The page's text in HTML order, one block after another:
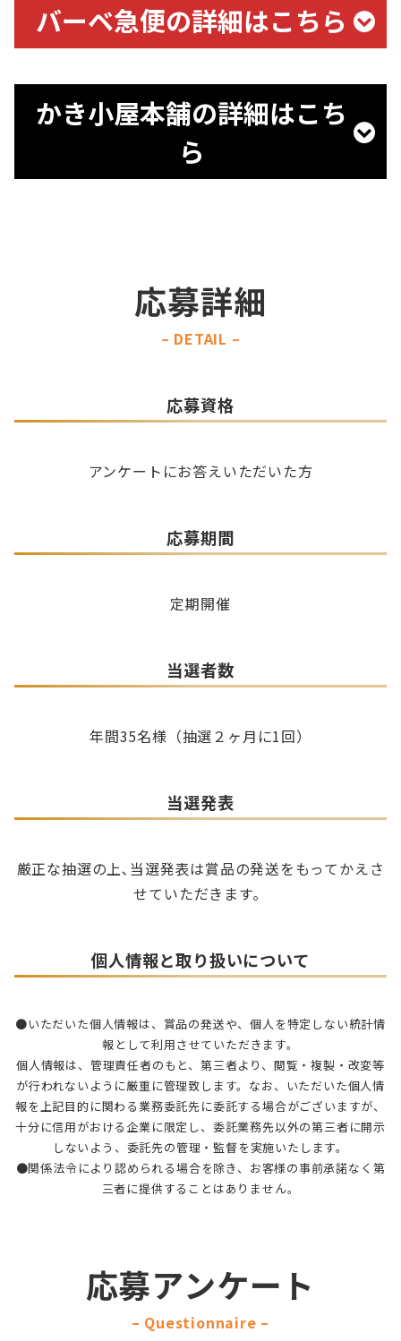
バーベ急便の詳細はこちら
宅配バーベ急便のサービス
宅配出張サービスです。
バーベキュー初心者の方も安心、幹事さんは
器材の設置から使用後の洗浄・回収もおまか
せください！
古屋を中心に幅広く対応！
バーベ急便のメニューを紹介
かき小屋本舗の詳細はこち
ら
牡蠣小屋本舗の
HPはこちら
問してかきを吟味！だからこそ牡蠣の旨さに
は自信があります。
宮島産牡蠣は牡蠣の生産量日本一
牡蠣養殖は広島県の重要な産業のひとつであ
全国１位で、2位の宮城県の3倍以上です。こ
ているかの証でもあります。
プレゼントメニュー
応募詳細
– DETAIL –
応募資格
アンケートにお答えいただいた方
応募期間
定期開催
当選者数
年間35名様（抽選２ヶ月に1回）
当選発表
厳正な抽選の上､当選発表は賞品の発送をもってかえさ
せていただきます。
個人情報と取り扱いについて
●いただいた個人情報は、賞品の発送や、個人を特定しない統計情
報として利用させていただきます。
個人情報は、管理責任者のもと、第三者より、閲覧・複製・改変等
が行われないように厳重に管理致します。なお、いただいた個人情
報を上記目的に関わる業務委託先に委託する場合がございますが、
十分に信用がおける企業に限定し、委託業務先以外の第三者に開示
しないよう、委託先の管理・監督を実施いたします。
●関係法令により認められる場合を除き、お客様の事前承諾なく第
三者に提供することはありません。
応募アンケート
– Questionnaire –